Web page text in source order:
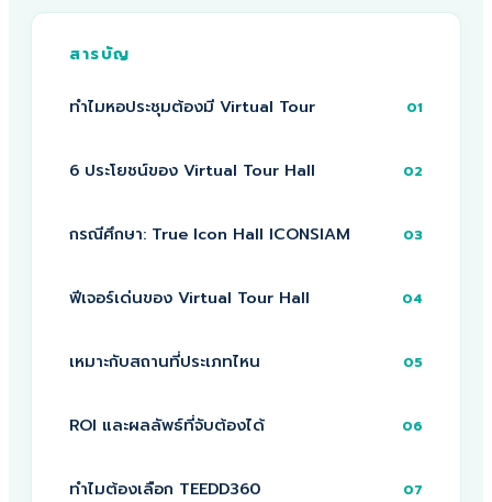
สารบัญ
ทำไมหอประชุมต้องมี Virtual Tour 01
6 ประโยชน์ของ Virtual Tour Hall 02
กรณีศึกษา: True Icon Hall ICONSIAM 03
ฟีเจอร์เด่นของ Virtual Tour Hall 04
เหมาะกับสถานที่ประเภทไหน 05
ROI และผลลัพธ์ที่จับต้องได้ 06
ทำไมต้องเลือก TEEDD360 07